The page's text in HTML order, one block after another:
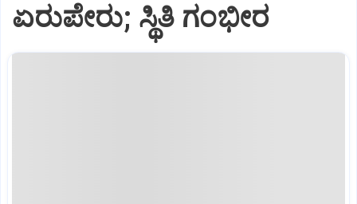
ಏರುಪೇರು; ಸ್ಥಿತಿ ಗಂಭೀರ